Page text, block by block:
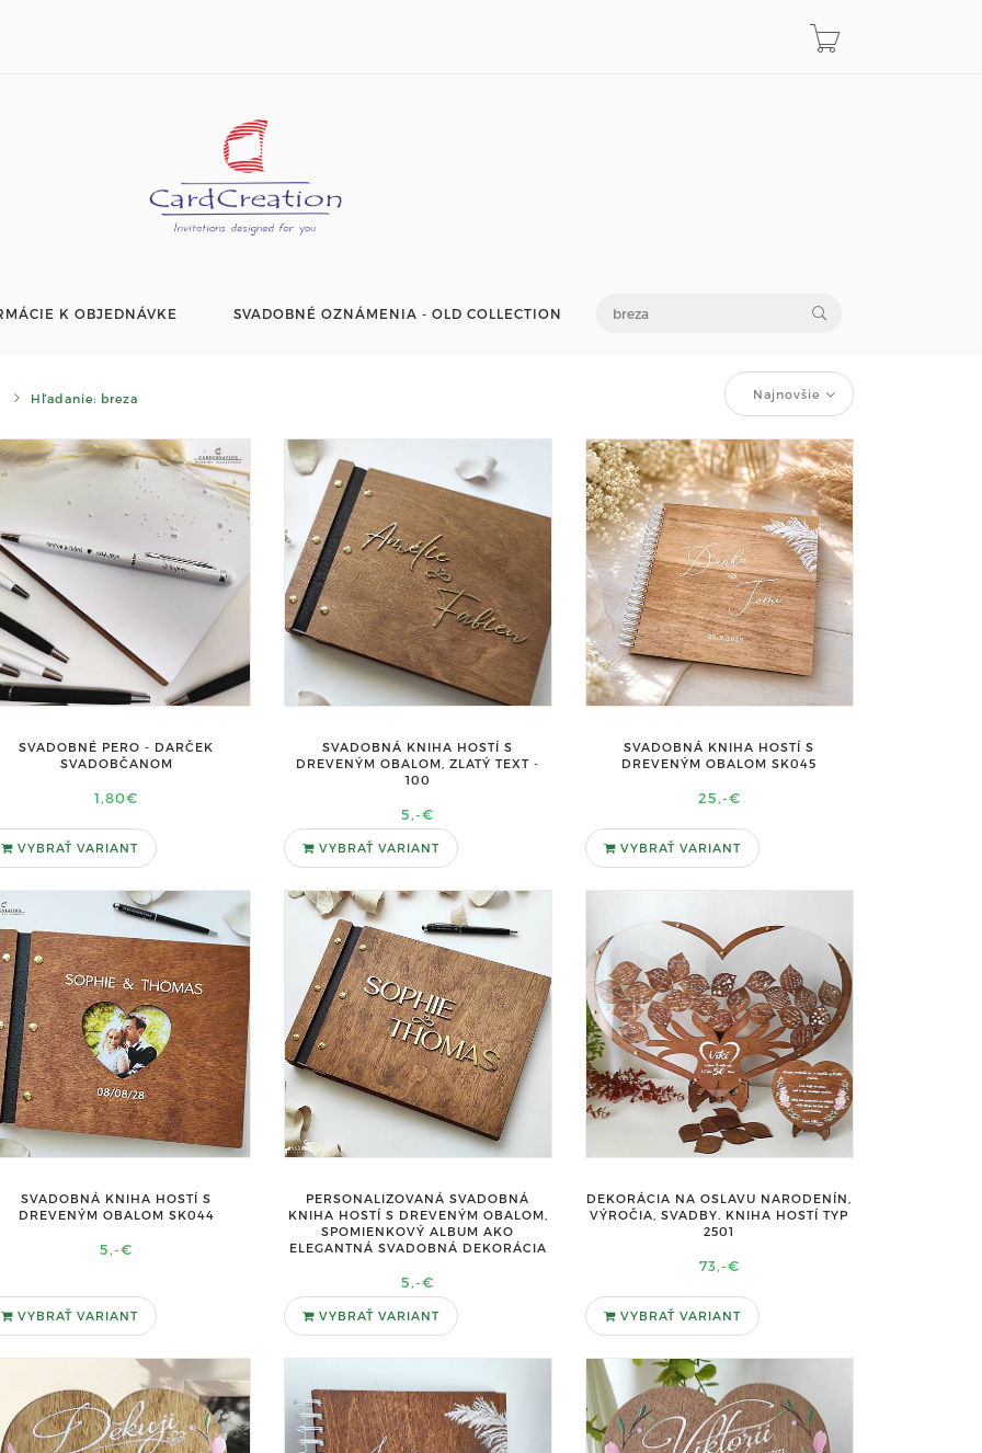
K OBJEDNÁVKE SVADOBNÉ OZNÁMENIA - OLD COLLECTION
Hľadanie: breza Najnovšie
SVADOBNÉ PERO - DARČEK
SVADOBČANOM
1,80€
VYBRAŤ VARIANT
SVADOBNÁ KNIHA HOSTÍ S
DREVENÝM OBALOM, ZLATÝ TEXT -
100
5,-€
VYBRAŤ VARIANT
SVADOBNÁ KNIHA HOSTÍ S
DREVENÝM OBALOM SK045
25,-€
VYBRAŤ VARIANT
SVADOBNÁ KNIHA HOSTÍ S
DREVENÝM OBALOM SK044
5,-€
VYBRAŤ VARIANT
PERSONALIZOVANÁ SVADOBNÁ
KNIHA HOSTÍ S DREVENÝM OBALOM,
SPOMIENKOVÝ ALBUM AKO
ELEGANTNÁ SVADOBNÁ DEKORÁCIA
5,-€
VYBRAŤ VARIANT
DEKORÁCIA NA OSLAVU NARODENÍN,
VÝROČIA, SVADBY. KNIHA HOSTÍ TYP
2501
73,-€
VYBRAŤ VARIANT